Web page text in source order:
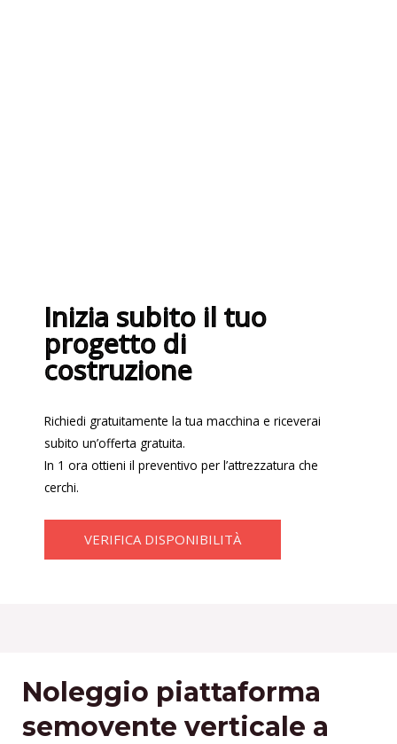
Inizia subito il tuo
progetto di
costruzione
Richiedi gratuitamente la tua macchina e riceverai
subito un’offerta gratuita.
In 1 ora ottieni il preventivo per l’attrezzatura che
cerchi.
VERIFICA DISPONIBILITÀ
Noleggio piattaforma
semovente verticale a